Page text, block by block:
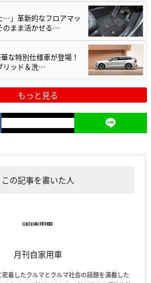
…」革新的なフロアマッ
のまま活かせる…
な特別仕様車が登場！
リッド＆洗…
もっと見る
この記事を書いた人
月刊自家用車
着したクルマとクルマ社会の話題を満載した